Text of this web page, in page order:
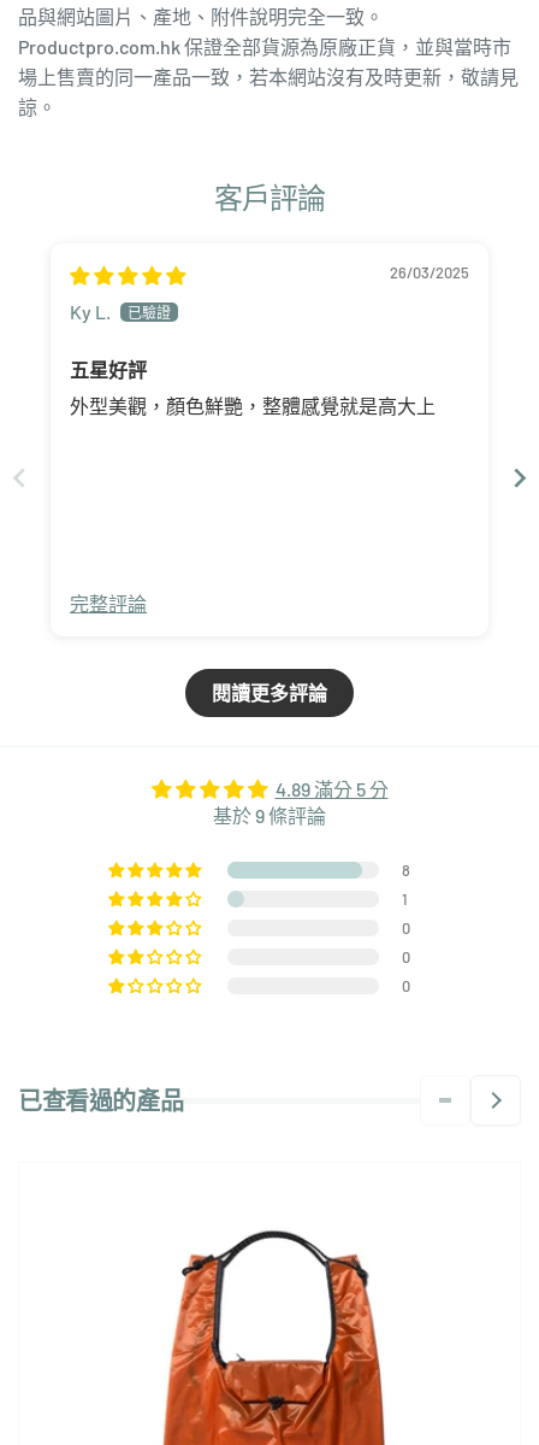
品與網站圖片、產地、附件說明完全一致。
Productpro.com.hk 保證全部貨源為原廠正貨，並與當時市
場上售賣的同一產品一致，若本網站沒有及時更新，敬請見
諒。
客戶評論
26/03/2025
Ky L.
五星好評
外型美觀，顏色鮮艷，整體感覺就是高大上
完整評論
閱讀更多評論
4.89 滿分 5 分
基於 9 條評論
8
1
0
0
0
已查看過的產品